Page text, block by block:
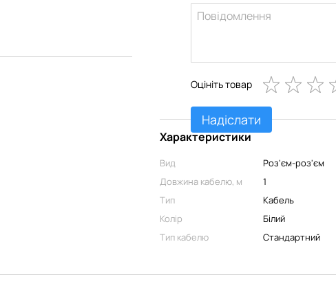
Оцініть товар
Надіслати
Характеристики
Вид
Роз'єм-роз'єм
Довжина кабелю, м
1
Тип
Кабель
Колір
Білий
Тип кабелю
Стандартний